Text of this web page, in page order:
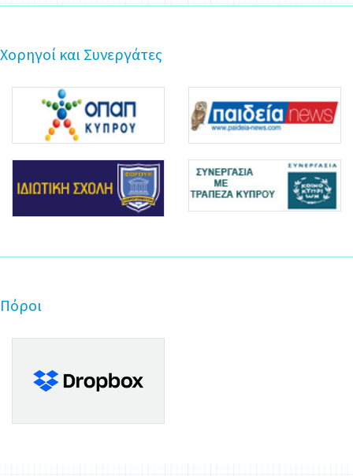
Χορηγοί και Συνεργάτες
Πόροι